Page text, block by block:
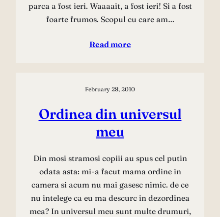
parca a fost ieri. Waaaait, a fost ieri! Si a fost
foarte frumos. Scopul cu care am…
Read more
February 28, 2010
Ordinea din universul
meu
Din mosi stramosi copiii au spus cel putin
odata asta: mi-a facut mama ordine in
camera si acum nu mai gasesc nimic. de ce
nu intelege ca eu ma descurc in dezordinea
mea? In universul meu sunt multe drumuri,